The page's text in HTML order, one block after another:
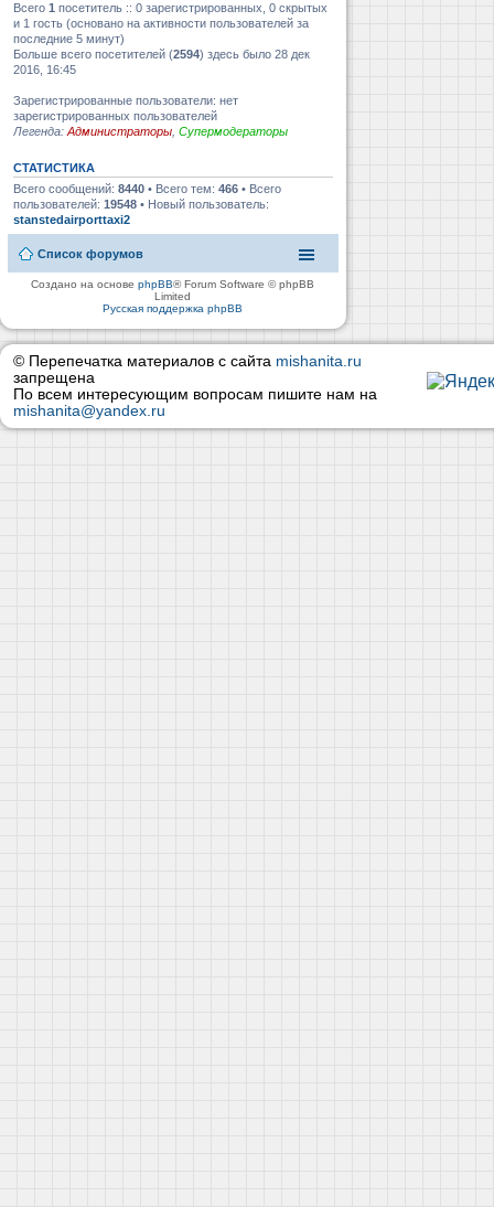
Всего 1 посетитель :: 0 зарегистрированных, 0 скрытых
и 1 гость (основано на активности пользователей за
последние 5 минут)
Больше всего посетителей (2594) здесь было 28 дек
2016, 16:45
Зарегистрированные пользователи: нет
зарегистрированных пользователей
Легенда: Администраторы Супермодераторы
СТАТИСТИКА
Всего сообщений: 8440 • Всего тем: 466 • Всего
пользователей: 19548 • Новый пользователь:
stanstedairporttaxi2
Список форумов
Создано на основеphpBB® Forum Software © phpBB
Limited
Русская поддержка phpBB
© Перепечатка материалов с сайта mishanita.ru
запрещена
По всем интересующим вопросам пишите нам на
mishanita@yandex.ru